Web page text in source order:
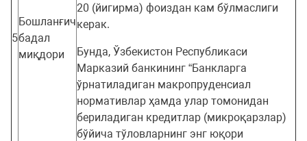
5
Бошланғич
бадал
миқдори
20 (йигирма) фоиздан кам бўлмаслиги
керак.
Бунда, Ўзбекистон Республикаси
Марказий банкининг “Банкларга
ўрнатиладиган макропруденсиал
нормативлар ҳамда улар томонидан
бериладиган кредитлар (микроқарзлар)
бўйича тўловларнинг энг юқори